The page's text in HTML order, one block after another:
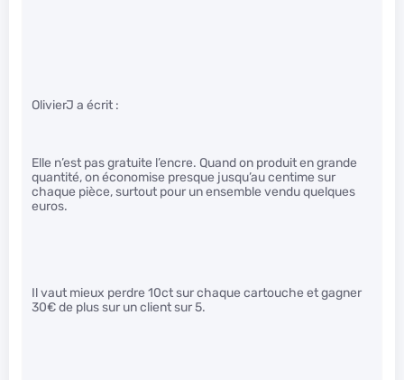
OlivierJ a écrit :
Elle n’est pas gratuite l’encre. Quand on produit en grande
quantité, on économise presque jusqu’au centime sur
chaque pièce, surtout pour un ensemble vendu quelques
euros.
Il vaut mieux perdre 10ct sur chaque cartouche et gagner
30€ de plus sur un client sur 5.